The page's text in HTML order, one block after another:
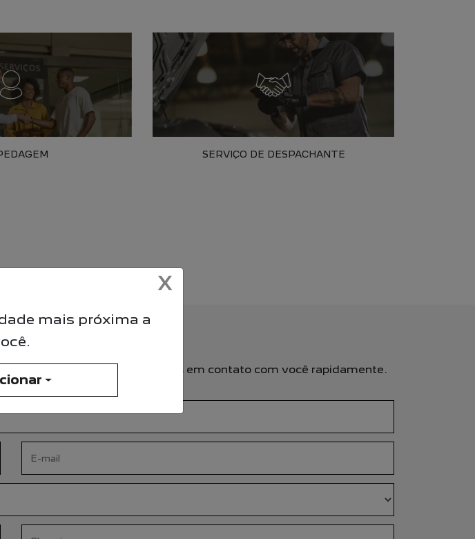
SERVIÇO DE DESPACHANTE
de serviços. Entraremos em contato com você rapidamente.
X
mais próxima a